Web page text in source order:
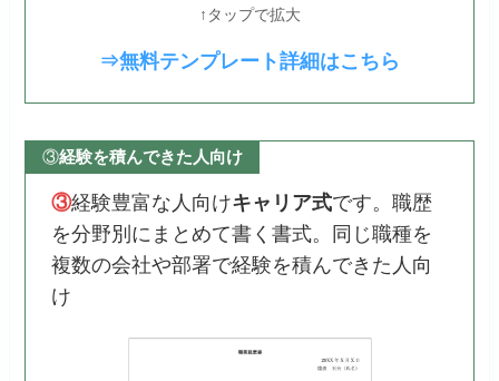
↑タップで拡大
⇒無料テンプレート詳細はこちら
③経験を積んできた人向け
③経験豊富な人向けキャリア式です。職歴
を分野別にまとめて書く書式。同じ職種を
複数の会社や部署で経験を積んできた人向
け